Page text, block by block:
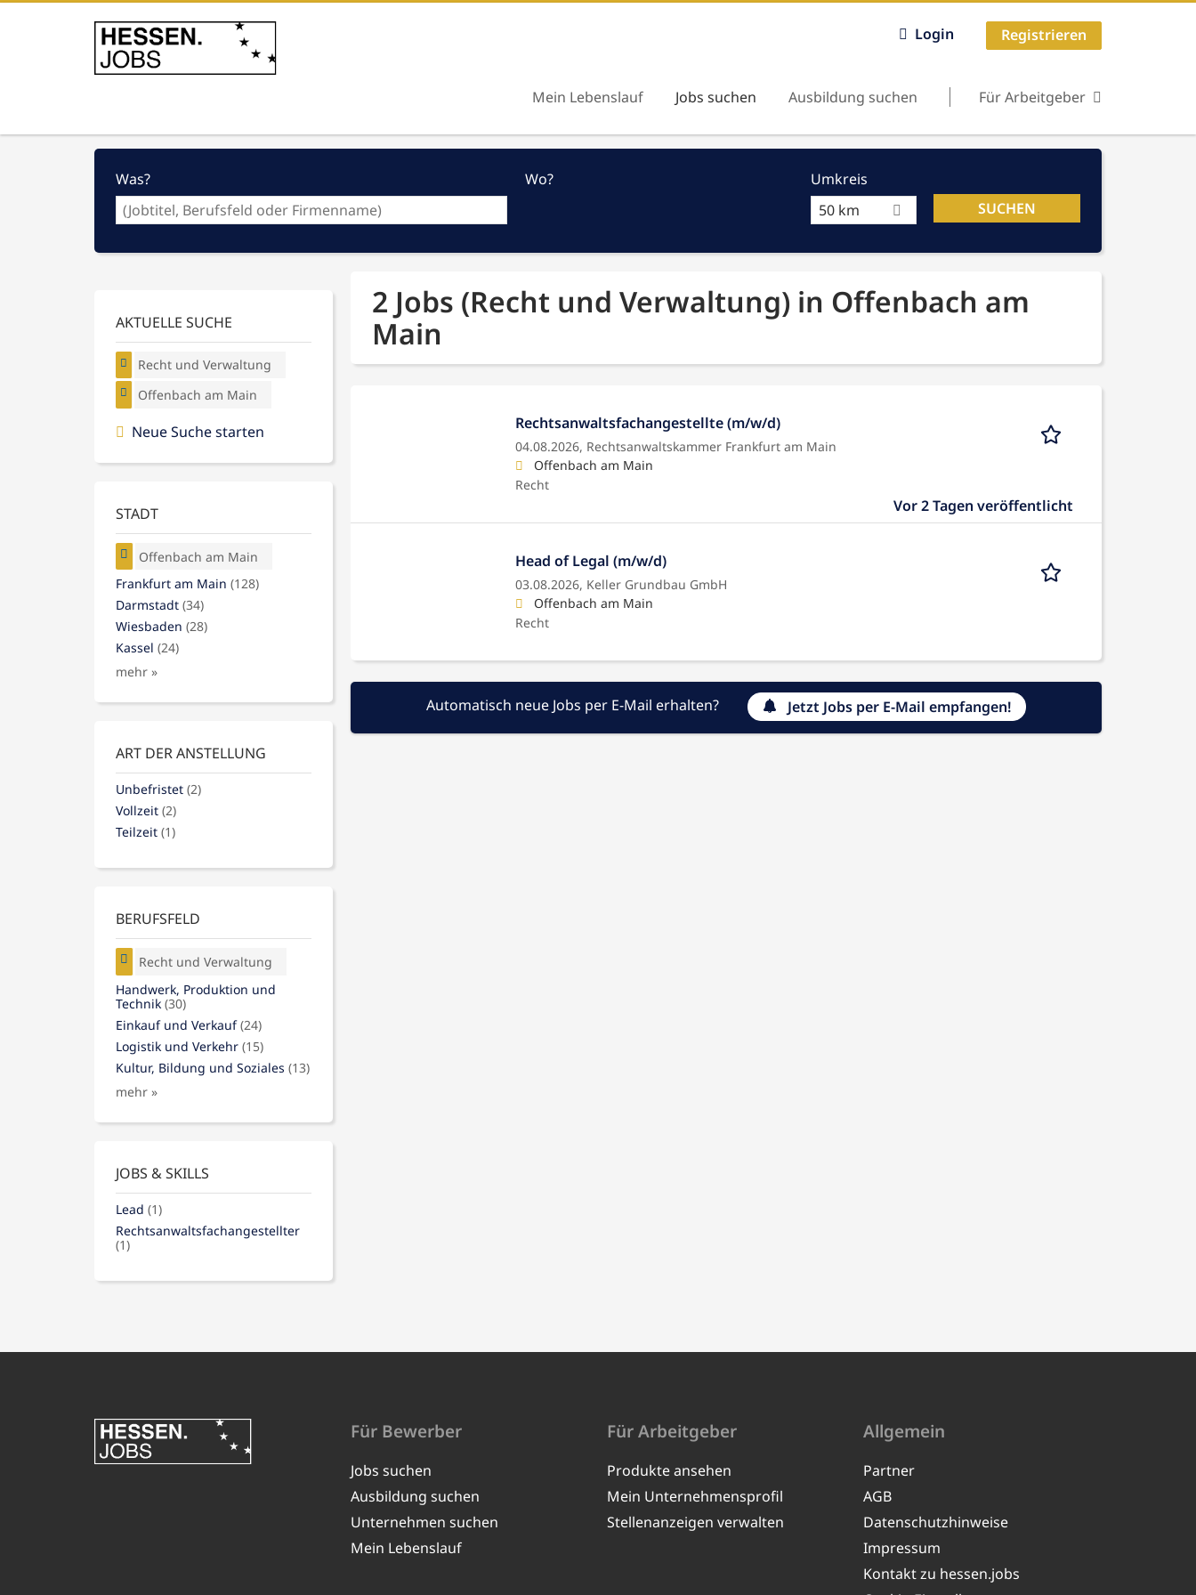
Login Registrieren
Mein Lebenslauf Jobs suchen Ausbildung suchen Für Arbeitgeber
Was? Wo?
Umkreis
50 km
2 Jobs (Recht und Verwaltung) in Offenbach am
Main
Rechtsanwaltsfachangestellte (m/w/d)
04.08.2026, Rechtsanwaltskammer Frankfurt am Main
Offenbach am Main
Recht
Vor 2 Tagen veröffentlicht
Head of Legal (m/w/d)
03.08.2026, Keller Grundbau GmbH
Offenbach am Main
Recht
Automatisch neue Jobs per E-Mail erhalten? Jetzt Jobs per E-Mail empfangen!
AKTUELLE SUCHE
Recht und Verwaltung
Offenbach am Main
Neue Suche starten
STADT
Offenbach am Main
Frankfurt am Main (128)
Darmstadt (34)
Wiesbaden (28)
Kassel (24)
mehr »
ART DER ANSTELLUNG
Unbefristet (2)
Vollzeit (2)
Teilzeit (1)
BERUFSFELD
Recht und Verwaltung
Handwerk, Produktion und
Technik (30)
Einkauf und Verkauf (24)
Logistik und Verkehr (15)
Kultur, Bildung und Soziales (13)
mehr »
JOBS & SKILLS
Lead (1)
Rechtsanwaltsfachangestellter
(1)
Für Bewerber
Jobs suchen
Ausbildung suchen
Unternehmen suchen
Mein Lebenslauf
Für Arbeitgeber
Produkte ansehen
Mein Unternehmensprofil
Stellenanzeigen verwalten
Allgemein
Partner
AGB
Datenschutzhinweise
Impressum
Kontakt zu hessen.jobs